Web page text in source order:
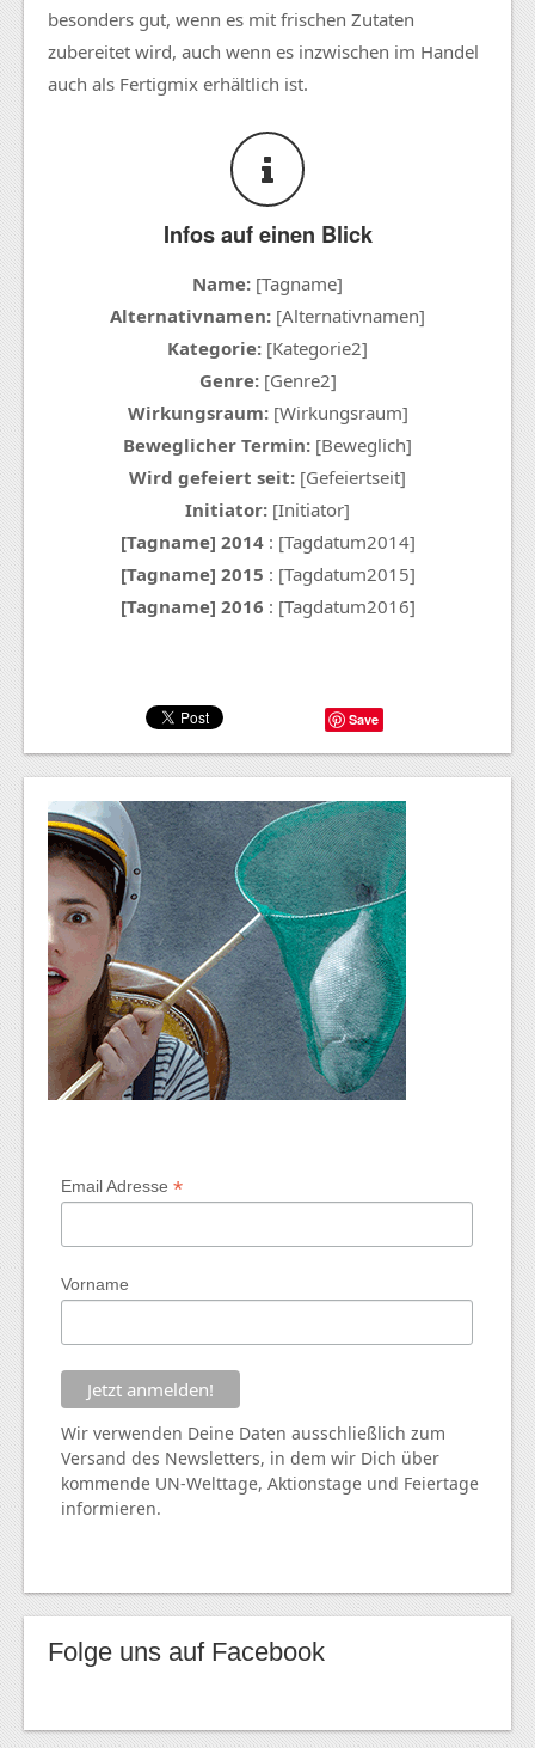
besonders gut, wenn es mit frischen Zutaten
zubereitet wird, auch wenn es inzwischen im Handel
auch als Fertigmix erhältlich ist.
Infos auf einen Blick
Name: [Tagname]
Alternativnamen: [Alternativnamen]
Kategorie: [Kategorie2]
Genre:[Genre2]
Wirkungsraum:[Wirkungsraum]
Beweglicher Termin: [Beweglich]
Wird gefeiert seit: [Gefeiertseit]
Initiator: [Initiator]
[Tagname] 2014 : [Tagdatum2014]
[Tagname] 2015 : [Tagdatum2015]
[Tagname] 2016 : [Tagdatum2016]
Save
Email Adresse*
Vorname
Wir verwenden Deine Daten ausschließlich zum
Versand des Newsletters, in dem wir Dich über
kommende UN-Welttage, Aktionstage und Feiertage
informieren.
Folge uns auf Facebook